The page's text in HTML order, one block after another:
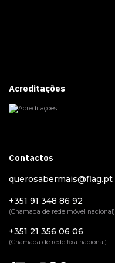
Acreditações
Contactos
querosabermais@flag.pt
+351 91 348 86 92
(Chamada de rede móvel nacional)
+351 21 356 06 06
(Chamada de rede fixa nacional)